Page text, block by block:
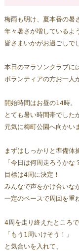
梅雨も明け、夏本番の暑
年々暑さが増しているよ
皆さまいかがお過ごしで
本日のマラソンクラブに
ボランティアの方お一人
開始時間はお昼の14時。
とても暑い時間帯でした
元気に梅町公園へ向かい
まずはしっかりと準備体
「今日は何周走ろうかな
目標は4周に決定！
みんなで声をかけ合いな
一定のペースで周回を重
4周を走り終えたところで
「もう1周いけそう！」
と気合いを入れて、